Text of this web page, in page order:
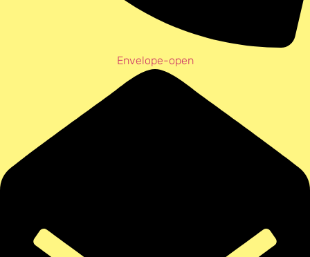
Envelope-open